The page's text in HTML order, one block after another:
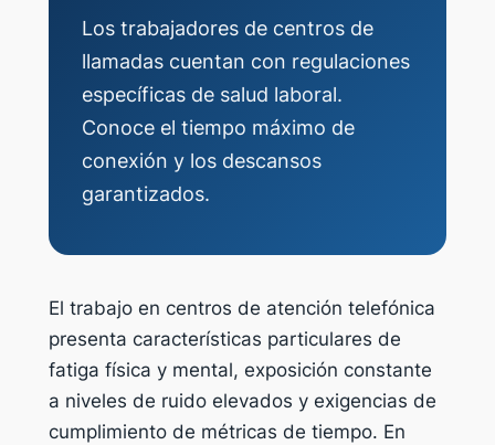
Los trabajadores de centros de
llamadas cuentan con regulaciones
específicas de salud laboral.
Conoce el tiempo máximo de
conexión y los descansos
garantizados.
El trabajo en centros de atención telefónica
presenta características particulares de
fatiga física y mental, exposición constante
a niveles de ruido elevados y exigencias de
cumplimiento de métricas de tiempo. En